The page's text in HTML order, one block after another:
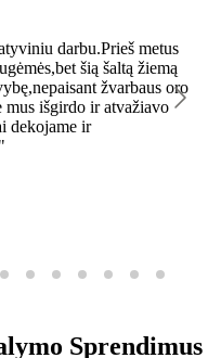
darbu.Prieš metus
šią šaltą žiemą
žvarbaus oro
išgirdo ir atvažiavo
dekojame ir
Sprendimus